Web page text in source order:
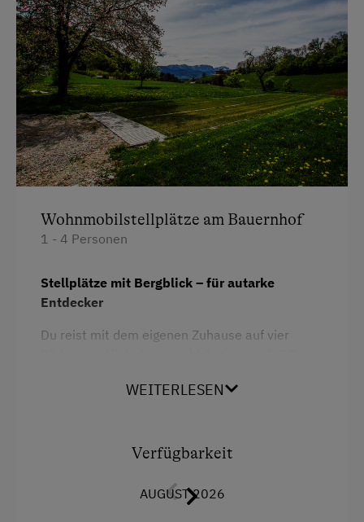
Kühlschrank
Wlan
Haupthaus
Doppelbett (Kingsize)
Einzelbett
Wohnmobilstellplätze am Bauernhof
1 - 4 Personen
Stellplätze mit Bergblick – für autarke
Entdecker
Du reist mit dem eigenen Zuhause auf vier
genau das Richtige für dich.
Trinkwasseranschluss
sowie einem
Panoramablick auf das
bietet er dir den perfekten Platz
zum Ankommen und Durchatmen.
WEITERLESEN
Verfügbarkeit
AUGUST 2026